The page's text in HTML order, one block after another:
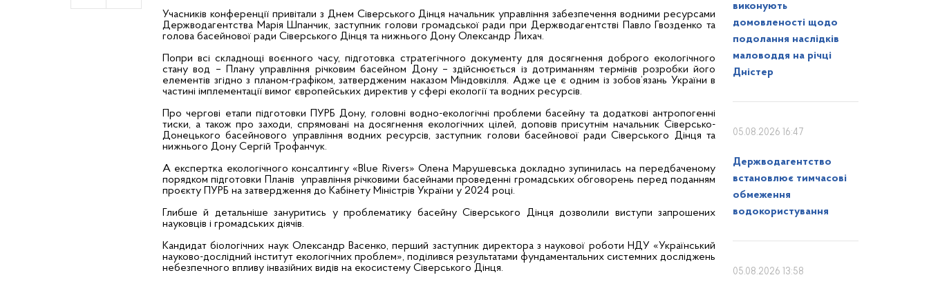
Учасників конференції привітали з Днем Сіверського Дінця начальник управління забезпечення водними ресурсами
Держводагентства Марія Шпанчик, заступник голови громадської ради при Держводагентстві Павло Гвозденко та
голова басейнової ради Сіверського Дінця та нижнього Дону Олександр Лихач.
Попри всі складнощі воєнного часу, підготовка стратегічного документу для досягнення доброго екологічного
стану вод – Плану управління річковим басейном Дону – здійснюється із дотриманням термінів розробки його
елементів згідно з планом-графіком, затвердженим наказом Міндовкілля. Адже це є одним із зобов’язань України в
частині імплементації вимог європейських директив у сфері екології та водних ресурсів.
Про чергові етапи підготовки ПУРБ Дону, головні водно-екологічні проблеми басейну та додаткові антропогенні
тиски, а також про заходи, спрямовані на досягнення екологічних цілей, доповів присутнім начальник Сіверсько-
Донецького басейнового управління водних ресурсів, заступник голови басейнової ради Сіверського Дінця та
нижнього Дону Сергій Трофанчук.
А експертка екологічного консалтингу «Blue Rivers» Олена Марушевська докладно зупинилась на передбаченому
порядком підготовки Планів управління річковими басейнами проведенні громадських обговорень перед поданням
проєкту ПУРБ на затвердження до Кабінету Міністрів України у 2024 році.
Глибше й детальніше зануритись у проблематику басейну Сіверського Дінця дозволили виступи запрошених
науковців і громадських діячів.
Кандидат біологічних наук Олександр Васенко, перший заступник директора з наукової роботи НДУ «Український
науково-дослідний інститут екологічних проблем», поділився результатами фундаментальних системних досліджень
небезпечного впливу інвазійних видів на екосистему Сіверського Дінця.
виконують
домовленості щодо
подолання наслідків
маловоддя на річці
Дністер
05.08.2026 16:47
Держводагентство
встановлює тимчасові
обмеження
водокористування
05.08.2026 13:58